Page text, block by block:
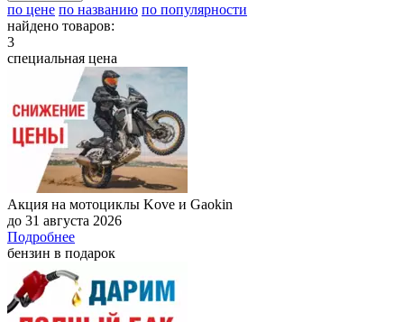
по цене по названию по популярности
найдено товаров:
3
специальная цена
Акция на мотоциклы Kove и Gaokin
до 31 августа 2026
Подробнее
бензин в подарок